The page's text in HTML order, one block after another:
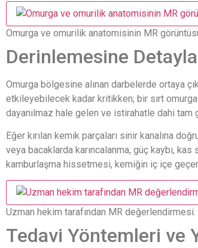
Omurga ve omurilik anatomisinin MR
Derinlemesine
Omurga bölgesine alınan darbelerde ortaya
etkileyebilecek kadar kritikken; bir sırt omurga
dayanılmaz hale gelen ve istirahatle dahi tam
Eğer kırılan kemik parçaları sinir kanalına
veya bacaklarda karıncalanma, güç kaybı,
kamburlaşma hissetmesi, kemiğin iç içe
Uzman hekim tarafından MR değerlendirmesi.
Tedavi Yöntemleri ve